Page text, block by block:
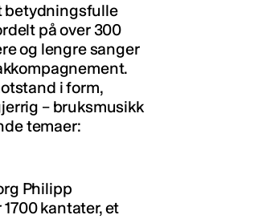
betydningsfulle
på over 300
og lengre sanger
i form,
– bruksmusikk
temaer:
Philipp
kantater, et